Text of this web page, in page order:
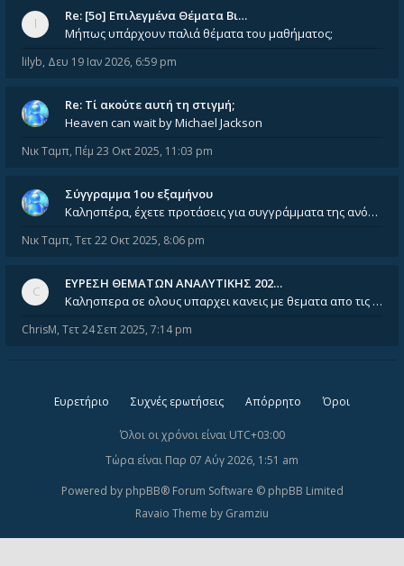
Re: [5ο] Επιλεγμένα Θέματα Βι…
Μήπως υπάρχουν παλιά θέματα του μαθήματος;
lilyb, Δευ 19 Ιαν 2026, 6:59 pm
Re: Tί ακούτε αυτή τη στιγμή;
Heaven can wait by Michael Jackson
Νικ Ταμπ, Πέμ 23 Οκτ 2025, 11:03 pm
Σύγγραμμα 1ου εξαμήνου
Καλησπέρα, έχετε προτάσεις για συγγράμματα της ανόργανης χημείας? Είμαι ανάμεσα σε Λιοδάκη, Chung και Atkins
Νικ Ταμπ, Τετ 22 Οκτ 2025, 8:06 pm
ΕΥΡΕΣΗ ΘΕΜΑΤΩΝ ΑΝΑΛΥΤΙΚΗΣ 202…
Καλησπερα σε ολους υπαρχει κανεις με θεματα απο τις εξετασεις του ιουνιου και σεπτεμβρίου για την αναλυτικη χημεια
ChrisM, Τετ 24 Σεπ 2025, 7:14 pm
Ευρετήριο Συχνές ερωτήσεις Απόρρητο Όροι
Όλοι οι χρόνοι είναι UTC+03:00
Τώρα είναι Παρ 07 Αύγ 2026, 1:51 am
Powered by phpBB® Forum Software © phpBB Limited
Ravaio Theme by Gramziu